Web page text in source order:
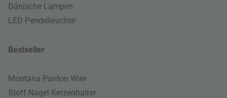
Dänische Lampen
LED Pendelleuchte
Bestseller
Montana Panton Wire
Stoff Nagel Kerzenhalter